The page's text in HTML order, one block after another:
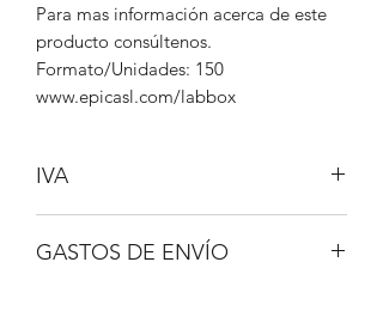
Para mas información acerca de este
producto consúltenos.
Formato/Unidades: 150
www.epicasl.com/labbox
IVA
GASTOS DE ENVÍO